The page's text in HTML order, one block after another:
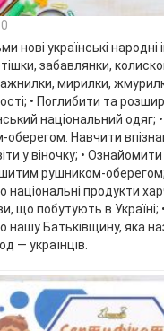
нові українські народні
забавлянки,
мирилки,
• Поглибити та
національний одяг;
оберегом. Навчити
у віночку; • Ознайомити
рушником-
національні продукти
що побутують в Україні;
нашу Батьківщину, яка
— українців.